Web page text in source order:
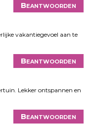
Beantwoorden
vakantiegevoel aan te
Beantwoorden
Lekker ontspannen en
Beantwoorden